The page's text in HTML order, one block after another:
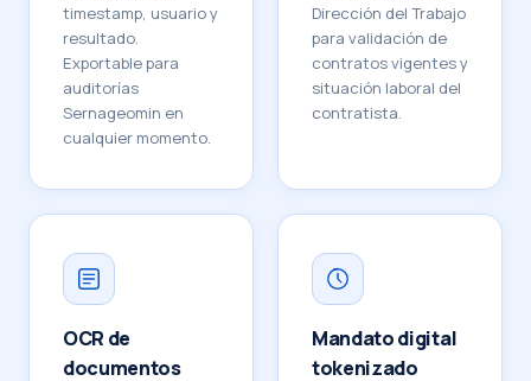
timestamp, usuario y
resultado.
Exportable para
auditorías
Sernageomin en
cualquier momento.
Dirección del Trabajo
para validación de
contratos vigentes y
situación laboral del
contratista.
OCR de
documentos
Mandato digital
tokenizado